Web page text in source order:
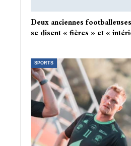
Deux anciennes
se disent « fières » et «
SPORTS